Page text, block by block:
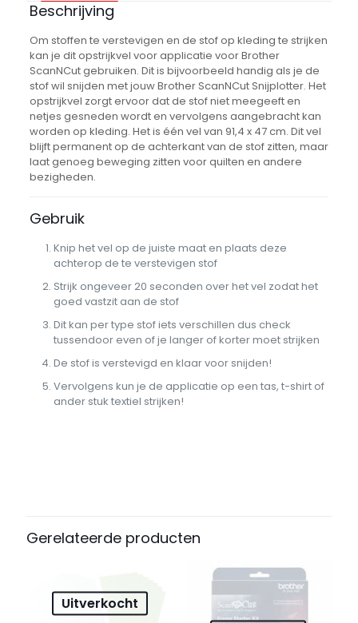
Beschrijving
Om stoffen te verstevigen en de stof op kleding te strijken
kan je dit opstrijkvel voor applicatie voor Brother
ScanNCut gebruiken. Dit is bijvoorbeeld handig als je de
stof wil snijden met jouw Brother ScanNCut Snijplotter. Het
opstrijkvel zorgt ervoor dat de stof niet meegeeft en
netjes gesneden wordt en vervolgens aangebracht kan
worden op kleding. Het is één vel van 91,4 x 47 cm. Dit vel
blijft permanent op de achterkant van de stof zitten, maar
laat genoeg beweging zitten voor quilten en andere
bezigheden.
Gebruik
Knip het vel op de juiste maat en plaats deze
achterop de te verstevigen stof
Strijk ongeveer 20 seconden over het vel zodat het
goed vastzit aan de stof
Dit kan per type stof iets verschillen dus check
tussendoor even of je langer of korter moet strijken
De stof is verstevigd en klaar voor snijden!
Vervolgens kun je de applicatie op een tas, t-shirt of
ander stuk textiel strijken!
Wees de eerste om “Opstrijkvel
voor applicatie voor de Brother
ScanNCut” te beoordelen
Je e-mailadres wordt niet gepubliceerd.Vereiste velden
Gerelateerde producten
Uitverkocht